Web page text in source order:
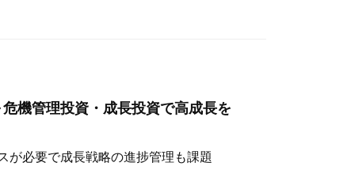
機管理投資・成長投資で高成長を
が必要で成長戦略の進捗管理も課題